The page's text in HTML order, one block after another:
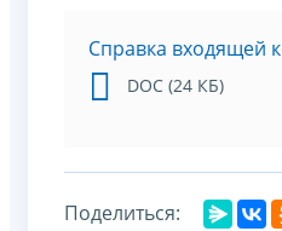
Справка входящей
DOC (24 КБ)
Поделиться: